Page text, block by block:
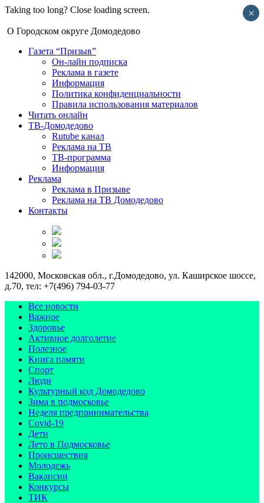
Taking too long? Close loading screen.
О Городском округе Домодедово
Газета “Призыв”
Он-лайн подписка
Реклама в газете
Информация
Политика конфиденциальности
Правила использования материалов
Читать онлайн
ТВ-Домодедово
Rutube канал
Реклама на ТВ
ТВ-программа
Информация
Реклама
Реклама в Призыве
Реклама на ТВ Домодедово
Контакты
142000, Московская обл., г.Домодедово, ул. Каширское шоссе,
д.70, тел: +7(496) 794-03-77
Все новости
Важное
Здоровье
Активное долголетие
Полезное
Книга памяти
Спорт
Люди
Культурный код Домодедово
Зима в подмосковье
Неделя предпринимательства
Covid-19
Дети
Лето в Подмосковье
Происшествия
Молодежь
Вакансии
Конкурсы
ТИК
×